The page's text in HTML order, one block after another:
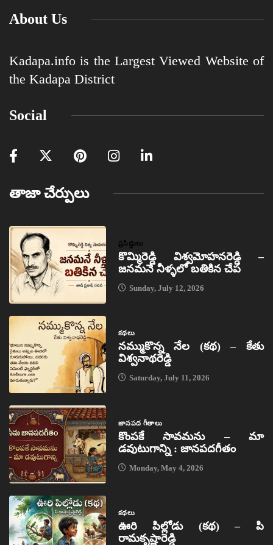
About Us
Kadapa.info is the Largest Viewed Website of
the Kadapa District
Social
తాజా చేర్పులు
ప్రసిద్ధులు
కొమ్మిరెడ్డి విశ్వమోహనరెడ్డి –
జనమనే నీళ్ళలో బతికిన చేప
Sunday, July 12, 2026
కథలు
నమ్ముకొన్న నేల (కథ) – కేతు
విశ్వనాథరెడ్డి
Saturday, July 11, 2026
జానపద గీతాలు
కొంపకే సావమను – మా
డవుటుగాన్ని : జానపదగీతం
Monday, May 4, 2026
కథలు
ఊరి పిల్లోడు (కథ) – పి
రామకృష్ణారెడ్డి